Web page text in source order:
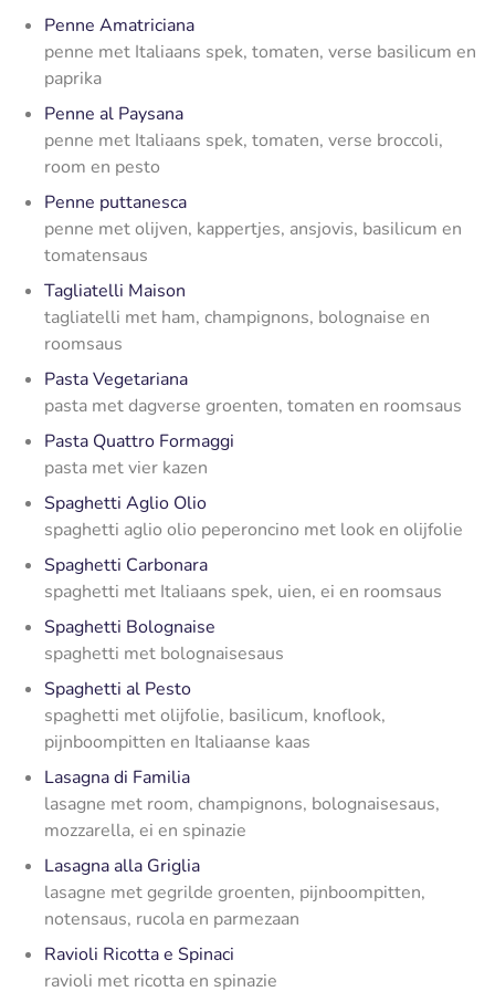
Penne Amatriciana
penne met Italiaans spek, tomaten, verse basilicum en
paprika
Penne al Paysana
penne met Italiaans spek, tomaten, verse broccoli,
room en pesto
Penne puttanesca
penne met olijven, kappertjes, ansjovis, basilicum en
tomatensaus
Tagliatelli Maison
tagliatelli met ham, champignons, bolognaise en
roomsaus
Pasta Vegetariana
pasta met dagverse groenten, tomaten en roomsaus
Pasta Quattro Formaggi
pasta met vier kazen
Spaghetti Aglio Olio
spaghetti aglio olio peperoncino met look en olijfolie
Spaghetti Carbonara
spaghetti met Italiaans spek, uien, ei en roomsaus
Spaghetti Bolognaise
spaghetti met bolognaisesaus
Spaghetti al Pesto
spaghetti met olijfolie, basilicum, knoflook,
pijnboompitten en Italiaanse kaas
Lasagna di Familia
lasagne met room, champignons, bolognaisesaus,
mozzarella, ei en spinazie
Lasagna alla Griglia
lasagne met gegrilde groenten, pijnboompitten,
notensaus, rucola en parmezaan
Ravioli Ricotta e Spinaci
ravioli met ricotta en spinazie